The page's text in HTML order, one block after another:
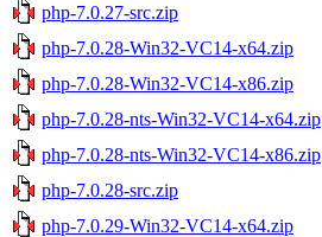
php-7.0.27-src.zip
php-7.0.28-Win32-VC14-x64.zip
php-7.0.28-Win32-VC14-x86.zip
php-7.0.28-nts-Win32-VC14-x64.zip
php-7.0.28-nts-Win32-VC14-x86.zip
php-7.0.28-src.zip
php-7.0.29-Win32-VC14-x64.zip